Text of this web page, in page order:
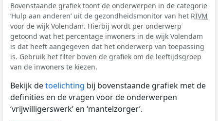
Bovenstaande grafiek toont de onderwerpen in de categorie
‘Hulp aan anderen’ uit de gezondheidsmonitor van het RIVM
voor de wijk Volendam. Hierbij wordt per onderwerp
getoond wat het percentage inwoners in de wijk Volendam
is dat heeft aangegeven dat het onderwerp van toepassing
is. Gebruik het filter boven de grafiek om de leeftijdsgroep
van de inwoners te kiezen.
Bekijk detoelichting bij bovenstaande grafiek met de
definities en de vragen voor de onderwerpen
‘vrijwilligerswerk’ en ‘mantelzorger’.